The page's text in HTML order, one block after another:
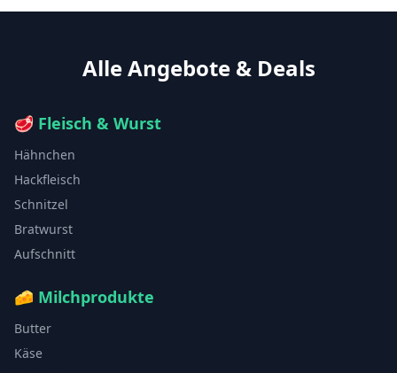
Alle Angebote & Deals
🥩 Fleisch & Wurst
Hähnchen
Hackfleisch
Schnitzel
Bratwurst
Aufschnitt
🧀 Milchprodukte
Butter
Käse